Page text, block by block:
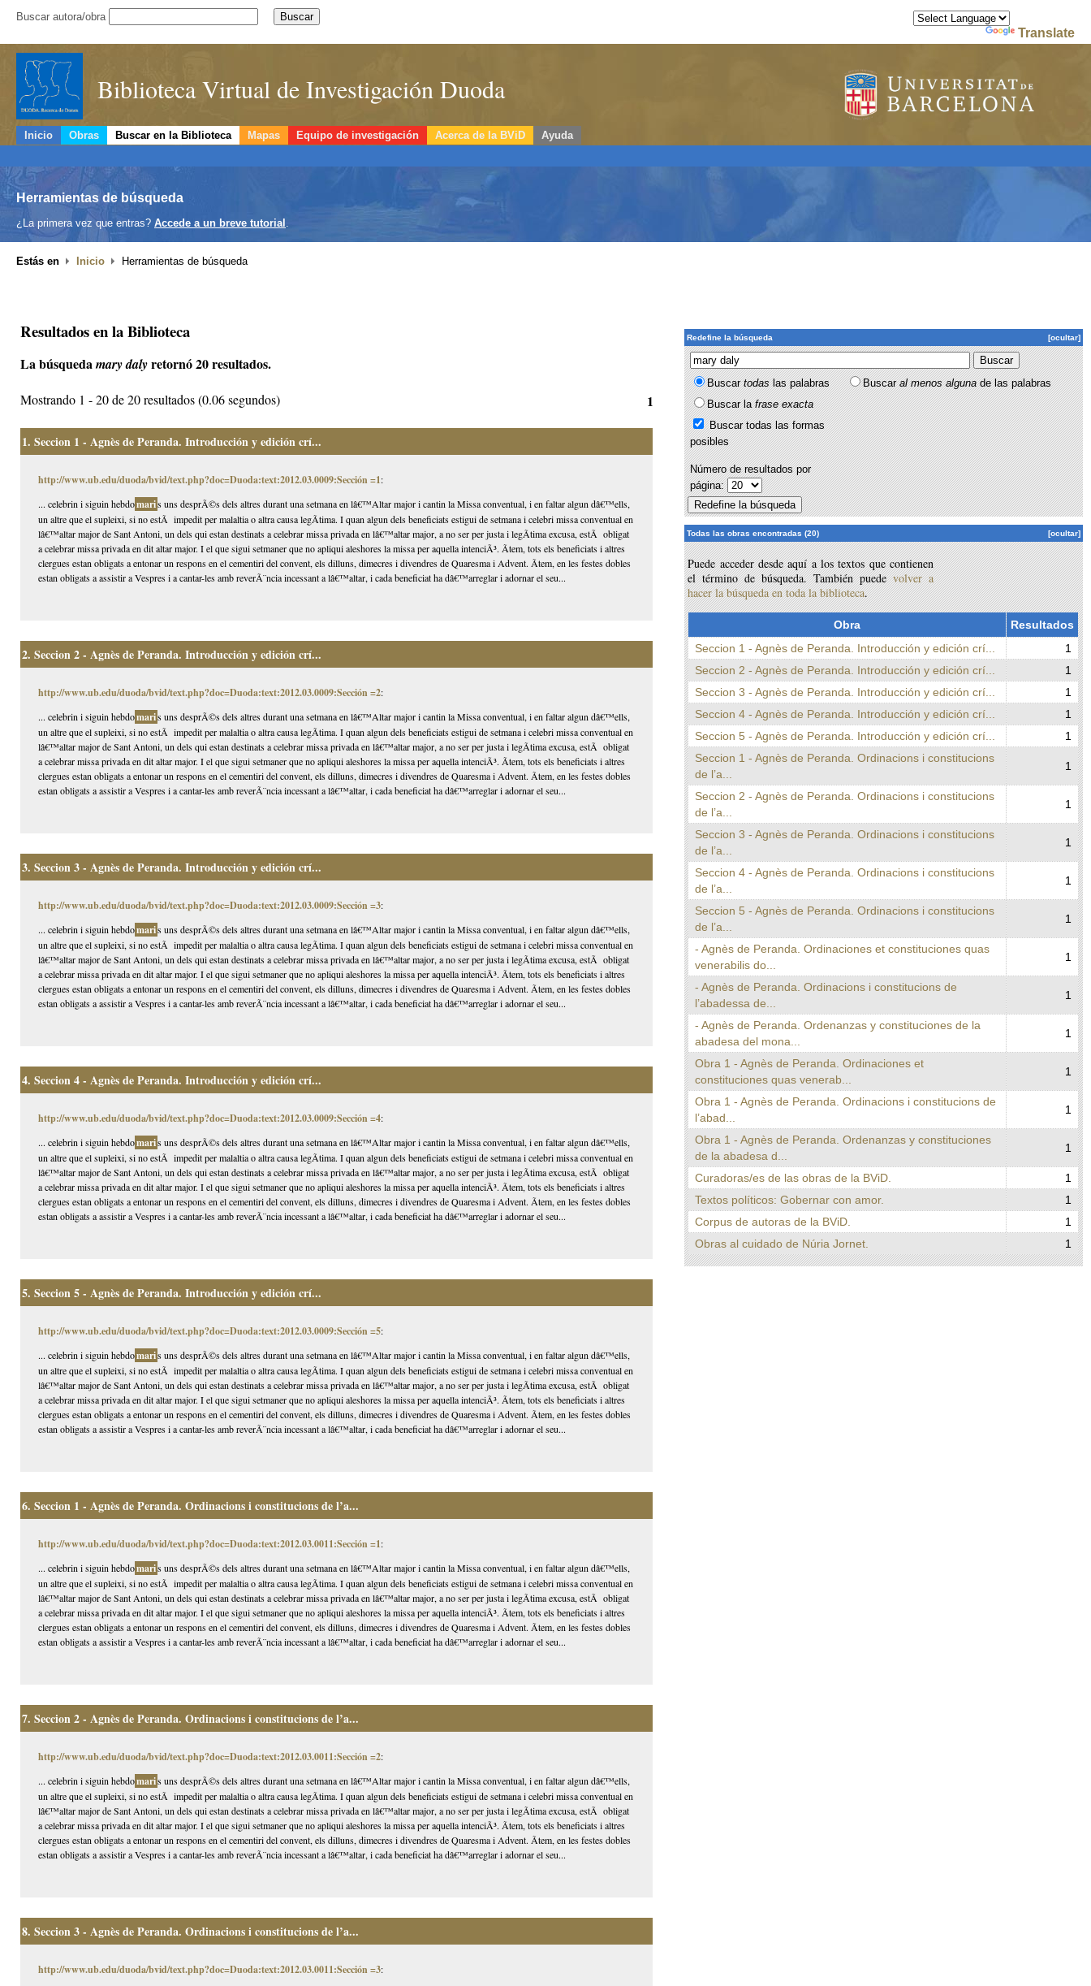
Translate
Buscar autora/obra
Biblioteca Virtual de Investigación Duoda
Inicio Obras Buscar en la Biblioteca Mapas Equipo de investigación Acerca de la BViD Ayuda
Herramientas de búsqueda
¿La primera vez que entras? Accede a un breve tutorial .
Estás en Inicio Herramientas de búsqueda
Resultados en la Biblioteca
La búsquedamary dalyretornó 20 resultados.
Mostrando 1 - 20 de 20 resultados (0.06 segundos) 1
1. Seccion 1 - Agnès de Peranda. Introducción y edición crí...
http://www.ub.edu/duoda/bvid/text.php?doc=Duoda:text:2012.03.0009:Sección =1:
... celebrin i siguin hebdomaris uns desprÃ©s dels altres durant una setmana en lâ€™Altar major i cantin la Missa conventual, i en faltar algun dâ€™ells,
un altre que el supleixi, si no estÃ impedit per malaltia o altra causa legÃ­tima. I quan algun dels beneficiats estigui de setmana i celebri missa conventual en
lâ€™altar major de Sant Antoni, un dels qui estan destinats a celebrar missa privada en lâ€™altar major, a no ser per justa i legÃ­tima excusa, estÃ obligat
a celebrar missa privada en dit altar major. I el que sigui setmaner que no apliqui aleshores la missa per aquella intenciÃ³. Ãtem, tots els beneficiats i altres
clergues estan obligats a entonar un respons en el cementiri del convent, els dilluns, dimecres i divendres de Quaresma i Advent. Ãtem, en les festes dobles
estan obligats a assistir a Vespres i a cantar-les amb reverÃ¨ncia incessant a lâ€™altar, i cada beneficiat ha dâ€™arreglar i adornar el seu...
2. Seccion 2 - Agnès de Peranda. Introducción y edición crí...
http://www.ub.edu/duoda/bvid/text.php?doc=Duoda:text:2012.03.0009:Sección =2:
... celebrin i siguin hebdomaris uns desprÃ©s dels altres durant una setmana en lâ€™Altar major i cantin la Missa conventual, i en faltar algun dâ€™ells,
un altre que el supleixi, si no estÃ impedit per malaltia o altra causa legÃ­tima. I quan algun dels beneficiats estigui de setmana i celebri missa conventual en
lâ€™altar major de Sant Antoni, un dels qui estan destinats a celebrar missa privada en lâ€™altar major, a no ser per justa i legÃ­tima excusa, estÃ obligat
a celebrar missa privada en dit altar major. I el que sigui setmaner que no apliqui aleshores la missa per aquella intenciÃ³. Ãtem, tots els beneficiats i altres
clergues estan obligats a entonar un respons en el cementiri del convent, els dilluns, dimecres i divendres de Quaresma i Advent. Ãtem, en les festes dobles
estan obligats a assistir a Vespres i a cantar-les amb reverÃ¨ncia incessant a lâ€™altar, i cada beneficiat ha dâ€™arreglar i adornar el seu...
3. Seccion 3 - Agnès de Peranda. Introducción y edición crí...
http://www.ub.edu/duoda/bvid/text.php?doc=Duoda:text:2012.03.0009:Sección =3:
... celebrin i siguin hebdomaris uns desprÃ©s dels altres durant una setmana en lâ€™Altar major i cantin la Missa conventual, i en faltar algun dâ€™ells,
un altre que el supleixi, si no estÃ impedit per malaltia o altra causa legÃ­tima. I quan algun dels beneficiats estigui de setmana i celebri missa conventual en
lâ€™altar major de Sant Antoni, un dels qui estan destinats a celebrar missa privada en lâ€™altar major, a no ser per justa i legÃ­tima excusa, estÃ obligat
a celebrar missa privada en dit altar major. I el que sigui setmaner que no apliqui aleshores la missa per aquella intenciÃ³. Ãtem, tots els beneficiats i altres
clergues estan obligats a entonar un respons en el cementiri del convent, els dilluns, dimecres i divendres de Quaresma i Advent. Ãtem, en les festes dobles
estan obligats a assistir a Vespres i a cantar-les amb reverÃ¨ncia incessant a lâ€™altar, i cada beneficiat ha dâ€™arreglar i adornar el seu...
4. Seccion 4 - Agnès de Peranda. Introducción y edición crí...
http://www.ub.edu/duoda/bvid/text.php?doc=Duoda:text:2012.03.0009:Sección =4:
... celebrin i siguin hebdomaris uns desprÃ©s dels altres durant una setmana en lâ€™Altar major i cantin la Missa conventual, i en faltar algun dâ€™ells,
un altre que el supleixi, si no estÃ impedit per malaltia o altra causa legÃ­tima. I quan algun dels beneficiats estigui de setmana i celebri missa conventual en
lâ€™altar major de Sant Antoni, un dels qui estan destinats a celebrar missa privada en lâ€™altar major, a no ser per justa i legÃ­tima excusa, estÃ obligat
a celebrar missa privada en dit altar major. I el que sigui setmaner que no apliqui aleshores la missa per aquella intenciÃ³. Ãtem, tots els beneficiats i altres
clergues estan obligats a entonar un respons en el cementiri del convent, els dilluns, dimecres i divendres de Quaresma i Advent. Ãtem, en les festes dobles
estan obligats a assistir a Vespres i a cantar-les amb reverÃ¨ncia incessant a lâ€™altar, i cada beneficiat ha dâ€™arreglar i adornar el seu...
5. Seccion 5 - Agnès de Peranda. Introducción y edición crí...
http://www.ub.edu/duoda/bvid/text.php?doc=Duoda:text:2012.03.0009:Sección =5:
... celebrin i siguin hebdomaris uns desprÃ©s dels altres durant una setmana en lâ€™Altar major i cantin la Missa conventual, i en faltar algun dâ€™ells,
un altre que el supleixi, si no estÃ impedit per malaltia o altra causa legÃ­tima. I quan algun dels beneficiats estigui de setmana i celebri missa conventual en
lâ€™altar major de Sant Antoni, un dels qui estan destinats a celebrar missa privada en lâ€™altar major, a no ser per justa i legÃ­tima excusa, estÃ obligat
a celebrar missa privada en dit altar major. I el que sigui setmaner que no apliqui aleshores la missa per aquella intenciÃ³. Ãtem, tots els beneficiats i altres
clergues estan obligats a entonar un respons en el cementiri del convent, els dilluns, dimecres i divendres de Quaresma i Advent. Ãtem, en les festes dobles
estan obligats a assistir a Vespres i a cantar-les amb reverÃ¨ncia incessant a lâ€™altar, i cada beneficiat ha dâ€™arreglar i adornar el seu...
6. Seccion 1 - Agnès de Peranda. Ordinacions i constitucions de l’a...
http://www.ub.edu/duoda/bvid/text.php?doc=Duoda:text:2012.03.0011:Sección =1:
... celebrin i siguin hebdomaris uns desprÃ©s dels altres durant una setmana en lâ€™Altar major i cantin la Missa conventual, i en faltar algun dâ€™ells,
un altre que el supleixi, si no estÃ impedit per malaltia o altra causa legÃ­tima. I quan algun dels beneficiats estigui de setmana i celebri missa conventual en
lâ€™altar major de Sant Antoni, un dels qui estan destinats a celebrar missa privada en lâ€™altar major, a no ser per justa i legÃ­tima excusa, estÃ obligat
a celebrar missa privada en dit altar major. I el que sigui setmaner que no apliqui aleshores la missa per aquella intenciÃ³. Ãtem, tots els beneficiats i altres
clergues estan obligats a entonar un respons en el cementiri del convent, els dilluns, dimecres i divendres de Quaresma i Advent. Ãtem, en les festes dobles
estan obligats a assistir a Vespres i a cantar-les amb reverÃ¨ncia incessant a lâ€™altar, i cada beneficiat ha dâ€™arreglar i adornar el seu...
7. Seccion 2 - Agnès de Peranda. Ordinacions i constitucions de l’a...
http://www.ub.edu/duoda/bvid/text.php?doc=Duoda:text:2012.03.0011:Sección =2:
... celebrin i siguin hebdomaris uns desprÃ©s dels altres durant una setmana en lâ€™Altar major i cantin la Missa conventual, i en faltar algun dâ€™ells,
un altre que el supleixi, si no estÃ impedit per malaltia o altra causa legÃ­tima. I quan algun dels beneficiats estigui de setmana i celebri missa conventual en
lâ€™altar major de Sant Antoni, un dels qui estan destinats a celebrar missa privada en lâ€™altar major, a no ser per justa i legÃ­tima excusa, estÃ obligat
a celebrar missa privada en dit altar major. I el que sigui setmaner que no apliqui aleshores la missa per aquella intenciÃ³. Ãtem, tots els beneficiats i altres
clergues estan obligats a entonar un respons en el cementiri del convent, els dilluns, dimecres i divendres de Quaresma i Advent. Ãtem, en les festes dobles
estan obligats a assistir a Vespres i a cantar-les amb reverÃ¨ncia incessant a lâ€™altar, i cada beneficiat ha dâ€™arreglar i adornar el seu...
8. Seccion 3 - Agnès de Peranda. Ordinacions i constitucions de l’a...
http://www.ub.edu/duoda/bvid/text.php?doc=Duoda:text:2012.03.0011:Sección =3:
[ocultar]
Redefine la búsqueda
Buscartodaslas palabras Buscaral menos algunade las palabras
Buscar lafrase exacta
Buscar todas las formas
posibles
Número de resultados por
página:
[ocultar]
Todas las obras encontradas (20)
Puede acceder desde aquí a los textos que contienen
el término de búsqueda. También puedevolver a
hacer la búsqueda en toda la biblioteca.
Obra
Resultados
Seccion 1 - Agnès de Peranda. Introducción y edición crí...
1
Seccion 2 - Agnès de Peranda. Introducción y edición crí...
1
Seccion 3 - Agnès de Peranda. Introducción y edición crí...
1
Seccion 4 - Agnès de Peranda. Introducción y edición crí...
1
Seccion 5 - Agnès de Peranda. Introducción y edición crí...
1
Seccion 1 - Agnès de Peranda. Ordinacions i constitucions
de l’a...
1
Seccion 2 - Agnès de Peranda. Ordinacions i constitucions
de l’a...
1
Seccion 3 - Agnès de Peranda. Ordinacions i constitucions
de l’a...
1
Seccion 4 - Agnès de Peranda. Ordinacions i constitucions
de l’a...
1
Seccion 5 - Agnès de Peranda. Ordinacions i constitucions
de l’a...
1
- Agnès de Peranda. Ordinaciones et constituciones quas
venerabilis do...
1
- Agnès de Peranda. Ordinacions i constitucions de
l’abadessa de...
1
- Agnès de Peranda. Ordenanzas y constituciones de la
abadesa del mona...
1
Obra 1 - Agnès de Peranda. Ordinaciones et
constituciones quas venerab...
1
Obra 1 - Agnès de Peranda. Ordinacions i constitucions de
l’abad...
1
Obra 1 - Agnès de Peranda. Ordenanzas y constituciones
de la abadesa d...
1
Curadoras/es de las obras de la BViD.
1
Textos políticos: Gobernar con amor.
1
Corpus de autoras de la BViD.
1
Obras al cuidado de Núria Jornet.
1